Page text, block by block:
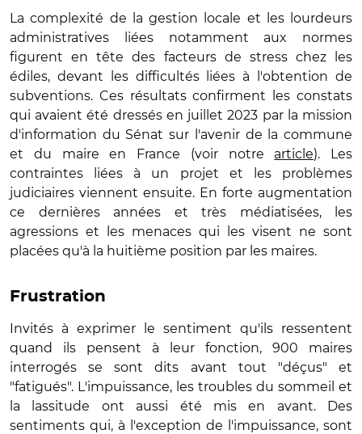
La complexité de la gestion locale et les lourdeurs
administratives liées notamment aux normes
figurent en tête des facteurs de stress chez les
édiles, devant les difficultés liées à l'obtention de
subventions. Ces résultats confirment les constats
qui avaient été dressés en juillet 2023 par la mission
d'information du Sénat sur l'avenir de la commune
et du maire en France (voir notre article). Les
contraintes liées à un projet et les problèmes
judiciaires viennent ensuite. En forte augmentation
ce dernières années et très médiatisées, les
agressions et les menaces qui les visent ne sont
placées qu'à la huitième position par les maires.
Frustration
Invités à exprimer le sentiment qu'ils ressentent
quand ils pensent à leur fonction, 900 maires
interrogés se sont dits avant tout "déçus" et
"fatigués". L'impuissance, les troubles du sommeil et
la lassitude ont aussi été mis en avant. Des
sentiments qui, à l'exception de l'impuissance, sont